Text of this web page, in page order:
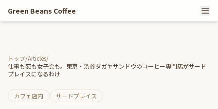
Green Beans Coffee
トップ/Articles/
仕事も恋も女子会も。東京・渋谷ダガヤサンドウのコーヒー専門店がサード
プレイスになるわけ
カフェ店内 サードプレイス